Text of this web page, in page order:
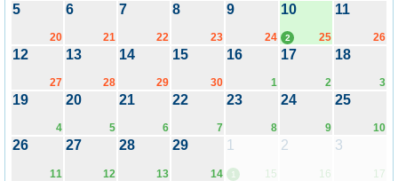
5
20
6
21
7
22
8
23
9
24
10
25
2
11
26
12
27
13
28
14
29
15
30
16
1
17
2
18
3
19
4
20
5
21
6
22
7
23
8
24
9
25
10
26
11
27
12
28
13
29
14
1
15
1
2
16
3
17